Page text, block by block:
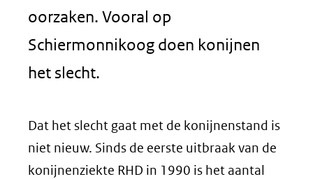
oorzaken. Vooral op
Schiermonnikoog doen konijnen
het slecht.
Dat het slecht gaat met de konijnenstand is
niet nieuw. Sinds de eerste uitbraak van de
konijnenziekte RHD in 1990 is het aantal